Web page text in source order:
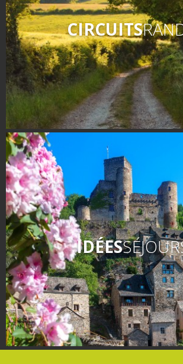
cèpe émincé dans l’huile d’olive
· Verser la crème fraîche dans le
cèpe, mélanger et retirer du feu
CIRCUITS
IDÉES